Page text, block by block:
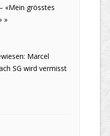
«Mein grösstes
»
Marcel
SG wird vermisst